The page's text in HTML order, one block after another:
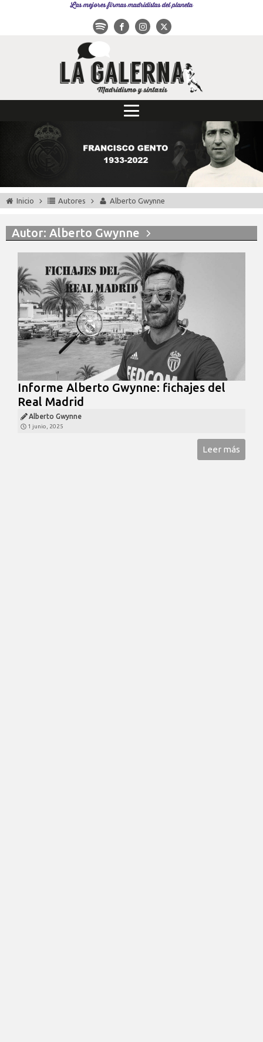
Las mejores firmas madridistas del planeta
Inicio Autores Alberto Gwynne
Autor: Alberto Gwynne
Informe Alberto Gwynne: fichajes del
Real Madrid
Alberto Gwynne
1 junio, 2025
Leer más